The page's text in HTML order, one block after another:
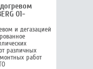
01-
и дегазацией
различных
работ